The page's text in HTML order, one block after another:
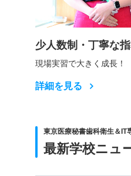
少人数制・丁寧な
現場実習で大きく成長！
詳細を見る
東京医療秘書歯科衛生＆IT
最新学校ニュ